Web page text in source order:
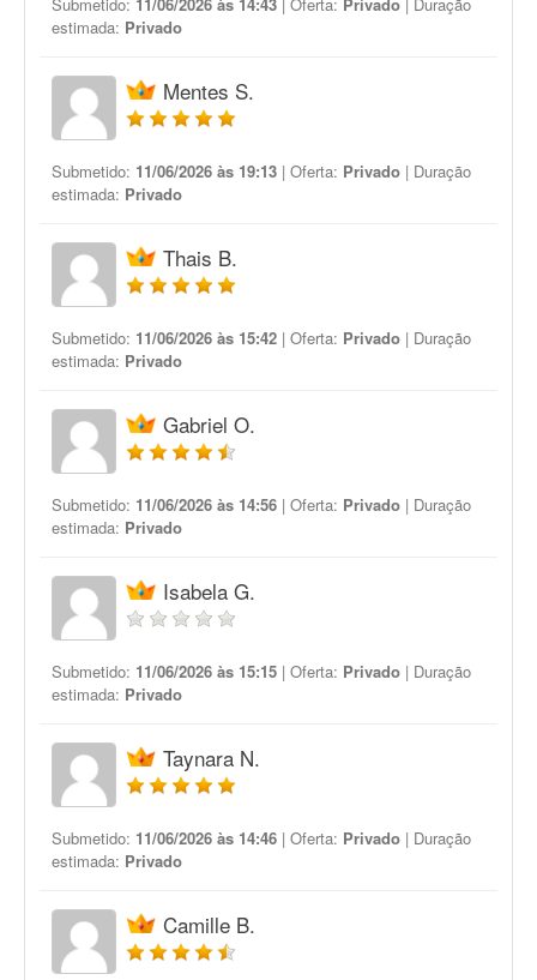
estimada: Privado
Mentes S.
Submetido: 11/06/2026 às 19:13 | Oferta: Privado | Duração
estimada: Privado
Thais B.
Submetido: 11/06/2026 às 15:42 | Oferta: Privado | Duração
estimada: Privado
Gabriel O.
Submetido: 11/06/2026 às 14:56 | Oferta: Privado | Duração
estimada: Privado
Isabela G.
Submetido: 11/06/2026 às 15:15 | Oferta: Privado | Duração
estimada: Privado
Taynara N.
Submetido: 11/06/2026 às 14:46 | Oferta: Privado | Duração
estimada: Privado
Camille B.